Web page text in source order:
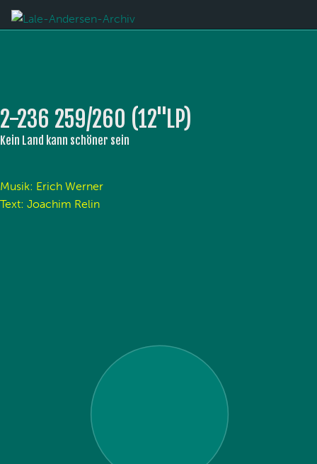
2-236 259/260 (12''LP)
Kein Land kann schöner sein
Musik: Erich Werner
Text: Joachim Relin